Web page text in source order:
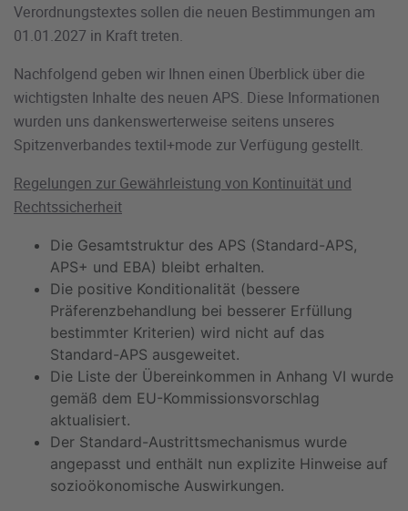
Verordnungstextes sollen die neuen Bestimmungen am
01.01.2027 in Kraft treten.
Nachfolgend geben wir Ihnen einen Überblick über die
wichtigsten Inhalte des neuen APS. Diese Informationen
wurden uns dankenswerterweise seitens unseres
Spitzenverbandes textil+mode zur Verfügung gestellt.
Regelungen zur Gewährleistung von Kontinuität und
Rechtssicherheit
Die Gesamtstruktur des APS (Standard-APS,
APS+ und EBA) bleibt erhalten.
Die positive Konditionalität (bessere
Präferenzbehandlung bei besserer Erfüllung
bestimmter Kriterien) wird nicht auf das
Standard-APS ausgeweitet.
Die Liste der Übereinkommen in Anhang VI wurde
gemäß dem EU-Kommissionsvorschlag
aktualisiert.
Der Standard-Austrittsmechanismus wurde
angepasst und enthält nun explizite Hinweise auf
sozioökonomische Auswirkungen.